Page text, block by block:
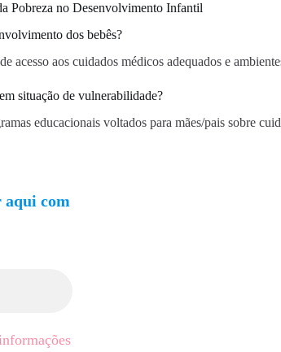
Pobreza no Desenvolvimento Infantil
dos bebês?
acesso aos cuidados médicos adequados e
situação de vulnerabilidade?
educacionais voltados para mães/pais sobre
com